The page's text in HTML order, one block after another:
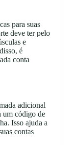
para suas
deve ter pelo
e
é
conta
adicional
um código de
Isso ajuda a
contas